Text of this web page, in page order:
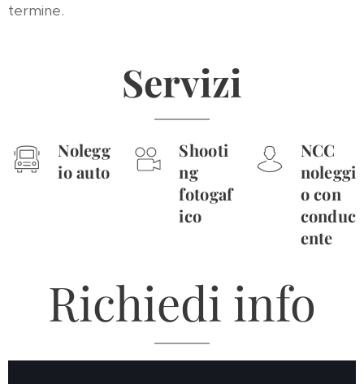
termine.
Servizi
Nolegg
io auto
Shooti
ng
fotogaf
ico
NCC
noleggi
o con
conduc
ente
Richiedi info